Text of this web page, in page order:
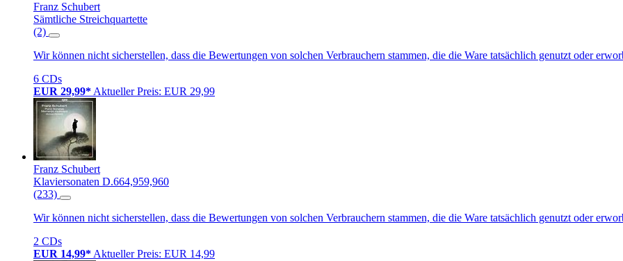
Franz Schubert
Sämtliche Streichquartette
(2)
Wir können nicht sicherstellen, dass die Bewertungen von solchen Verbrauchern stammen, die die Ware tatsächlich genutzt oder
6 CDs
EUR 29,99*Aktueller Preis: EUR 29,99
Franz Schubert
Klaviersonaten D.664,959,960
(233)
Wir können nicht sicherstellen, dass die Bewertungen von solchen Verbrauchern stammen, die die Ware tatsächlich genutzt oder
2 CDs
EUR 14,99*Aktueller Preis: EUR 14,99